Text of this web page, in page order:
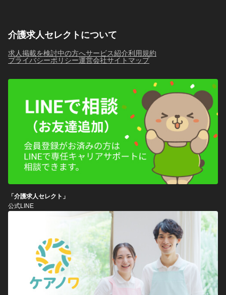
介護求人セレクトについて
求人掲載を検討中の方へサービス紹介利用規約
プライバシーポリシー運営会社サイトマップ
「介護求人セレクト」
公式LINE